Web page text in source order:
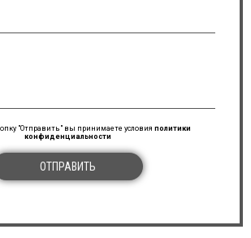
"Отправить" вы принимаете условия политики
конфиденциальности
ОТПРАВИТЬ